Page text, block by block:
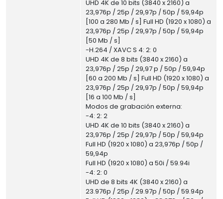
UHD 4K de 10 bits (3840 x 2160) a
23,976p / 25p / 29,97p / 50p / 59,94p
[100 a 280 Mb / s] Full HD (1920 x 1080) a
23,976p / 25p / 29,97p / 50p / 59,94p
[50 Mb / s]
-H.264 / XAVC S 4: 2: 0
UHD 4K de 8 bits (3840 x 2160) a
23,976p / 25p / 29,97 p / 50p / 59,94p
[60 a 200 Mb / s] Full HD (1920 x 1080) a
23,976p / 25p / 29,97p / 50p / 59,94p
[16 a 100 Mb / s]
Modos de grabación externa:
-4: 2: 2
UHD 4K de 10 bits (3840 x 2160) a
23,976p / 25p / 29,97p / 50p / 59,94p
Full HD (1920 x 1080) a 23,976p / 50p /
59,94p
Full HD (1920 x 1080) a 50i / 59.94i
-4: 2: 0
UHD de 8 bits 4K (3840 x 2160) a
23.976p / 25p / 29.97p / 50p / 59.94p